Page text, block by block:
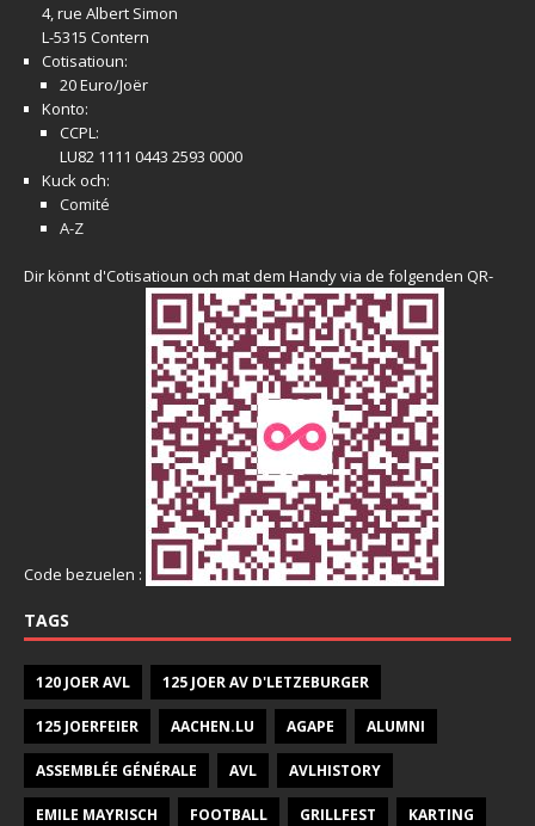
4, rue Albert Simon
L-5315 Contern
Cotisatioun:
20 Euro/Joër
Konto:
CCPL:
LU82 1111 0443 2593 0000
Kuck och:
Comité
A-Z
Dir könnt d'Cotisatioun och mat dem Handy via de folgenden QR-
Code bezuelen :
TAGS
120 JOER AVL 125 JOER AV D'LETZEBURGER
125 JOERFEIER AACHEN.LU AGAPE ALUMNI
ASSEMBLÉE GÉNÉRALE AVL AVLHISTORY
EMILE MAYRISCH FOOTBALL GRILLFEST KARTING